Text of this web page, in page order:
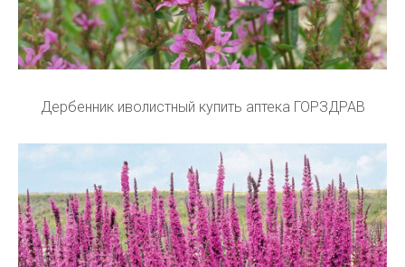
Дербенник иволистный купить аптека ГОРЗДРАВ